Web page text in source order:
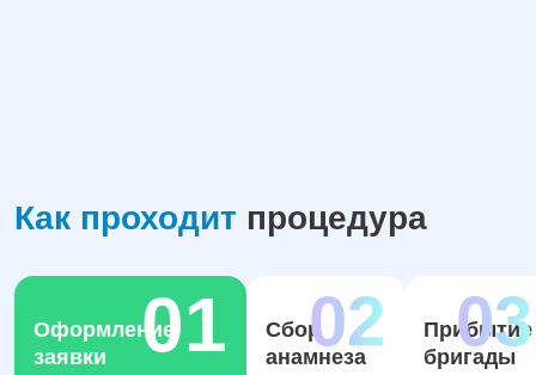
Как проходит процедура
Оформление
заявки
Сбор
анамнеза
Прибытие
бригады